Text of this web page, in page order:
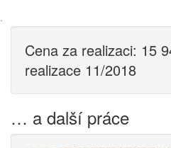
·
Cena za realizaci: 15
realizace 11/2018
… a další práce